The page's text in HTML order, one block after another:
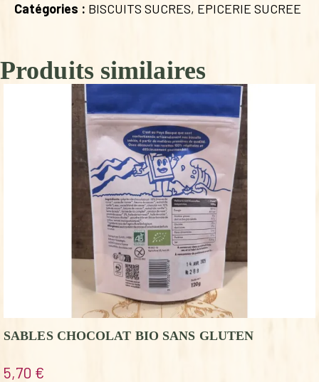
Catégories : BISCUITS SUCRES, EPICERIE SUCREE
Produits similaires
SABLES CHOCOLAT BIO SANS GLUTEN
5,70 €